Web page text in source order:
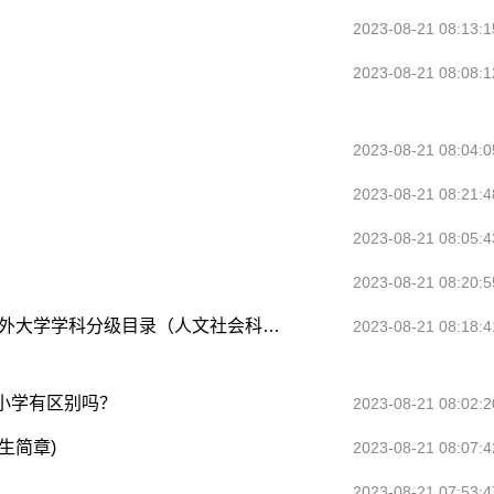
2023-08-21
2023-08-21
2023-08-21
2023-08-21
2023-08-21
2023-08-21
我国首个跨国高等教育质量评估框架出炉 《境外大学学科分级目录（人文社会科学）》发布 2023-08-21
有区别吗？ 2023-08-21
简章) 2023-08-21